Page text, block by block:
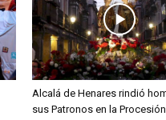
Alcalá de Henares rindió
sus Patronos en la